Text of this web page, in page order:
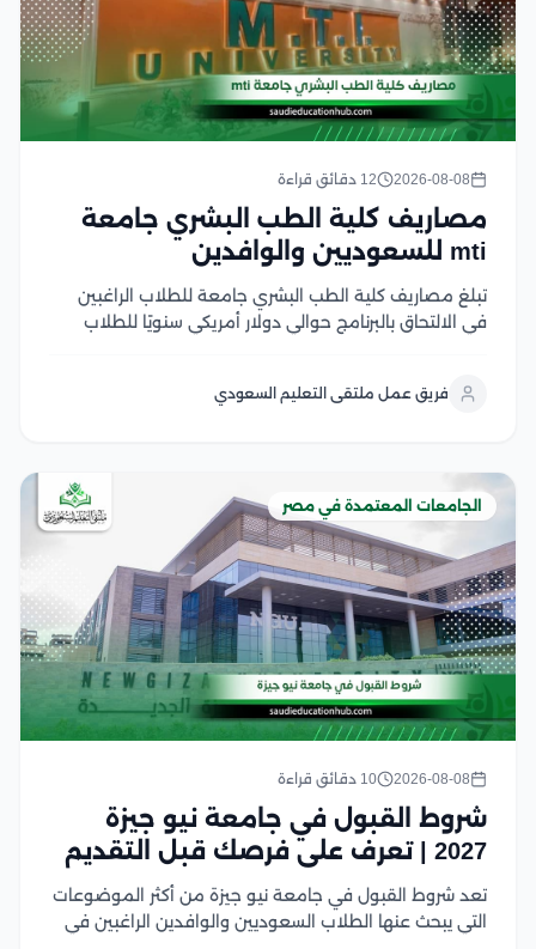
2026-08-08 12 دقائق قراءة
مصاريف كلية الطب البشري جامعة
mti للسعوديين والوافدين
تبلغ مصاريف كلية الطب البشري جامعة للطلاب الراغبين
في الالتحاق بالبرنامج حوالي دولار أمريكي سنويًا للطلاب
التفاصيل وتكون معتمدة في هذا المقال نستعرض...
فريق عمل ملتقى التعليم السعودي
الجامعات المعتمدة في مصر
2026-08-08 10 دقائق قراءة
شروط القبول في جامعة نيو جيزة
2027 | تعرف على فرصك قبل التقديم
تعد شروط القبول في جامعة نيو جيزة من أكثر الموضوعات
التي يبحث عنها الطلاب السعوديين والوافدين الراغبين في